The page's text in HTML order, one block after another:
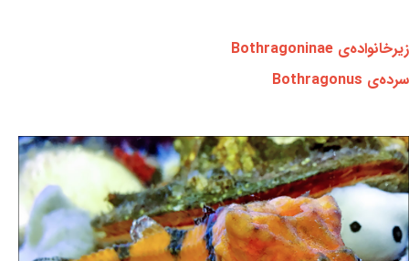
زیرخانواده‌ی Bothragoninae
سرده‌ی Bothragonus